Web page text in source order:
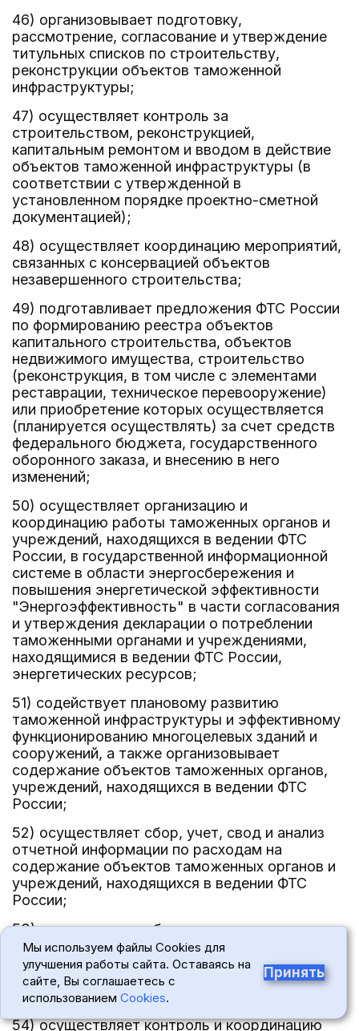
46) организовывает подготовку,
рассмотрение, согласование и утверждение
титульных списков по строительству,
реконструкции объектов таможенной
инфраструктуры;
47) осуществляет контроль за
строительством, реконструкцией,
капитальным ремонтом и вводом в действие
объектов таможенной инфраструктуры (в
соответствии с утвержденной в
установленном порядке проектно-сметной
документацией);
48) осуществляет координацию мероприятий,
связанных с консервацией объектов
незавершенного строительства;
49) подготавливает предложения ФТС России
по формированию реестра объектов
капитального строительства, объектов
недвижимого имущества, строительство
(реконструкция, в том числе с элементами
реставрации, техническое перевооружение)
или приобретение которых осуществляется
(планируется осуществлять) за счет средств
федерального бюджета, государственного
оборонного заказа, и внесению в него
изменений;
50) осуществляет организацию и
координацию работы таможенных органов и
учреждений, находящихся в ведении ФТС
России, в государственной информационной
системе в области энергосбережения и
повышения энергетической эффективности
"Энергоэффективность" в части согласования
и утверждения декларации о потреблении
таможенными органами и учреждениями,
находящимися в ведении ФТС России,
энергетических ресурсов;
51) содействует плановому развитию
таможенной инфраструктуры и эффективному
функционированию многоцелевых зданий и
сооружений, а также организовывает
содержание объектов таможенных органов,
учреждений, находящихся в ведении ФТС
России;
52) осуществляет сбор, учет, свод и анализ
отчетной информации по расходам на
содержание объектов таможенных органов и
учреждений, находящихся в ведении ФТС
России;
53) осуществляет сбор, учет, свод и анализ
отчетной информации по расходам на текущий
ремонт объектов таможенной
инфраструктуры, капитальный ремонт и
капитальные вложения;
54) осуществляет контроль и координацию
Мы используем файлы Cookies для
улучшения работы сайта. Оставаясь на
сайте, Вы соглашаетесь с
использованием Cookies.
Принять